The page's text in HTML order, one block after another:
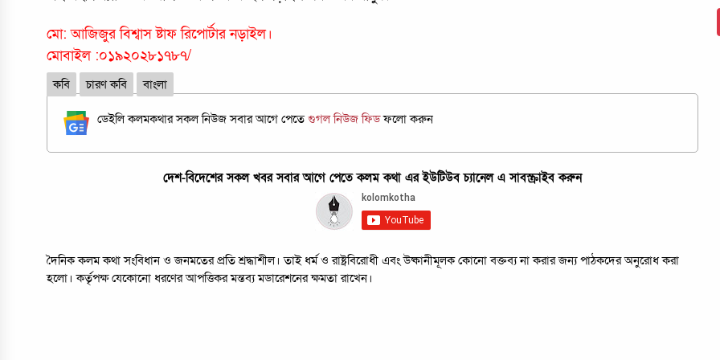
মো: অাজিজুর বিশ্বাস ষ্টাফ রিপোর্টার নড়াইল।
মোবাইল :০১৯২০২৮১৭৮৭/
কবি চারণ কবি বাংলা
ডেইলি কলমকথার সকল নিউজ সবার আগে পেতেগুগল নিউজ ফিডফলো করুন
দেশ-বিদেশের সকল খবর সবার আগে পেতে কলম কথা এর ইউটিউব চ্যানেল এ সাবস্ক্রাইব করুন
দৈনিক কলম কথা সংবিধান ও জনমতের প্রতি শ্রদ্ধাশীল। তাই ধর্ম ও রাষ্ট্রবিরোধী এবং উষ্কানীমূলক কোনো বক্তব্য না করার জন্য পাঠকদের অনুরোধ করা
হলো। কর্তৃপক্ষ যেকোনো ধরণের আপত্তিকর মন্তব্য মডারেশনের ক্ষমতা রাখেন।